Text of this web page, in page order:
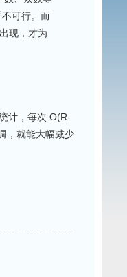
可行。而
现，才为
计，每次 O(R-
，就能大幅减少